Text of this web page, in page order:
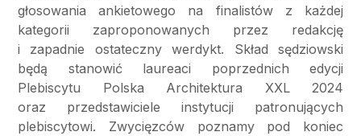
głosowania ankietowego na finalistów z każdej
kategorii zaproponowanych przez redakcję
i zapadnie ostateczny werdykt. Skład sędziowski
będą stanowić laureaci poprzednich edycji
Plebiscytu Polska Architektura XXL 2024
oraz przedstawiciele instytucji patronujących
plebiscytowi. Zwycięzców poznamy pod koniec